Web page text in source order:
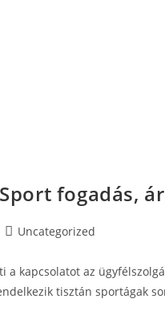
fogadás,
Uncategorized
a kapcsolatot az
tisztán sportágak